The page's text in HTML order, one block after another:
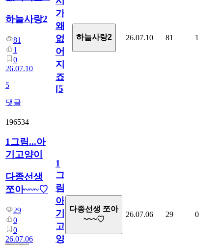
하늘사랑2
81
1
0
26.07.10
5
댓글
가
왜
없
어
지
죠.?
[5]
하늘사랑2 26.07.10 81 1
196534
1그림...아
기고양이
다종선생
쪼아~~~♡
29
0
0
26.07.06
1
그
림...
아
기
고
양
다종선생 쪼아
~~~♡
26.07.06 29 0